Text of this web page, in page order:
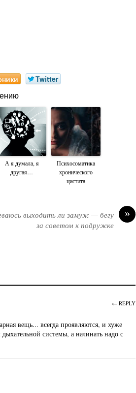
Twitter
А я думала, я
другая…
Психосоматика
хронического
цистита
»
выходить ли замуж — бегу
за советом к подружке
вещь... всегда проявляются, и хуже
системы, а начинать надо с
← REPLY